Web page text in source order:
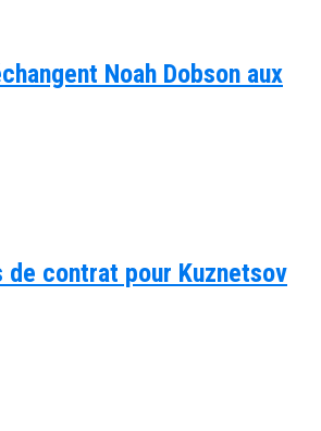
Noah Dobson aux
de contrat pour Kuznetsov